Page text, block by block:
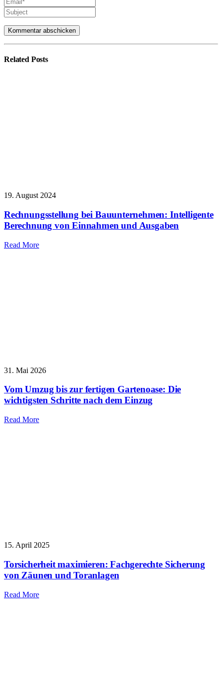
Related Posts
19. August 2024
Rechnungsstellung bei Bauunternehmen: Intelligente
Berechnung von Einnahmen und Ausgaben
Read More
31. Mai 2026
Vom Umzug bis zur fertigen Gartenoase: Die
wichtigsten Schritte nach dem Einzug
Read More
15. April 2025
Torsicherheit maximieren: Fachgerechte Sicherung
von Zäunen und Toranlagen
Read More